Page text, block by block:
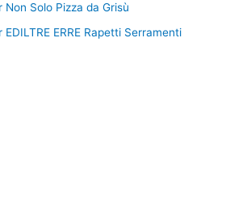
Solo Pizza da Grisù
ERRE Rapetti Serramenti